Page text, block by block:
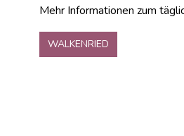
Mehr Informationen zum
WALKENRIED